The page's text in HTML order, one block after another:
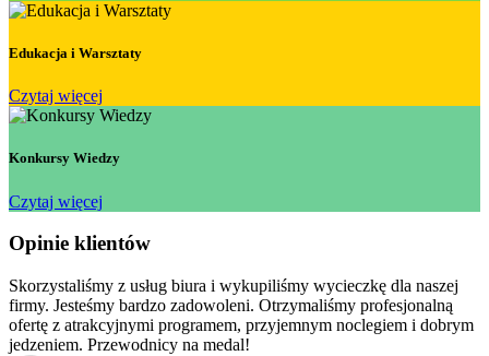
Edukacja i Warsztaty
Czytaj więcej
Konkursy Wiedzy
Czytaj więcej
Opinie klientów
Skorzystaliśmy z usług biura i wykupiliśmy wycieczkę dla naszej
firmy. Jesteśmy bardzo zadowoleni. Otrzymaliśmy profesjonalną
ofertę z atrakcyjnymi programem, przyjemnym noclegiem i dobrym
jedzeniem. Przewodnicy na medal!